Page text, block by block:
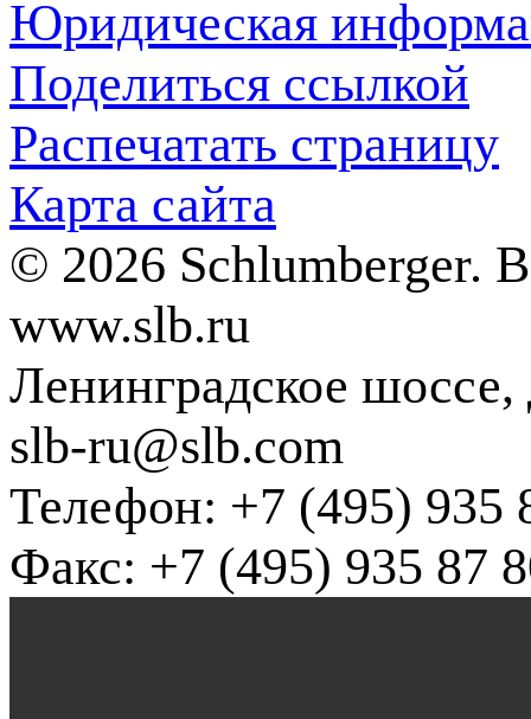
Юридическая
Поделиться ссылкой
Распечатать страницу
Карта сайта
© 2026 Schlumberger.
www.slb.ru
Ленинградское
slb-ru@slb.com
Телефон: +7 (495) 935
Факс: +7 (495) 935 87